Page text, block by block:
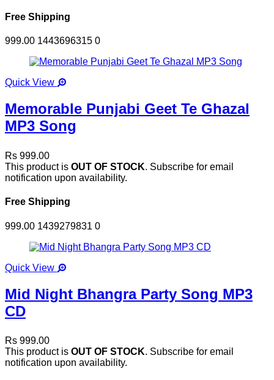
Free Shipping
999.00 1443696315 0
Quick View
Memorable Punjabi Geet Te Ghazal
MP3 Song
Rs 999.00
This product is OUT OF STOCK. Subscribe for email
notification upon availability.
Free Shipping
999.00 1439279831 0
Quick View
Mid Night Bhangra Party Song MP3
CD
Rs 999.00
This product is OUT OF STOCK. Subscribe for email
notification upon availability.